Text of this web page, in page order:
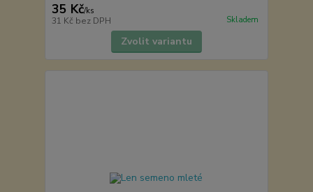
35 Kč/ks
31 Kč bez DPH Skladem
Zvolit variantu